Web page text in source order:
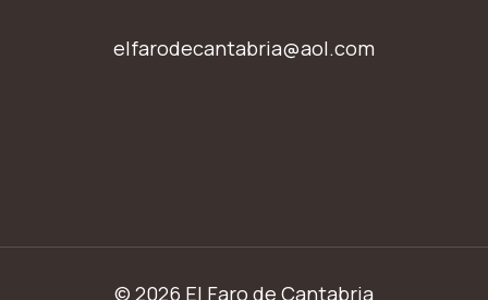
elfarodecantabria@aol.com
© 2026 El Faro de Cantabria